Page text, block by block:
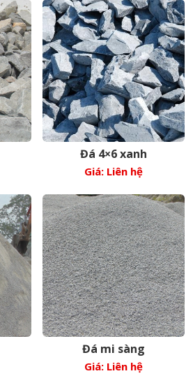
Đá 4×6 xanh
Giá: Liên hệ
Đá mi sàng
Giá: Liên hệ